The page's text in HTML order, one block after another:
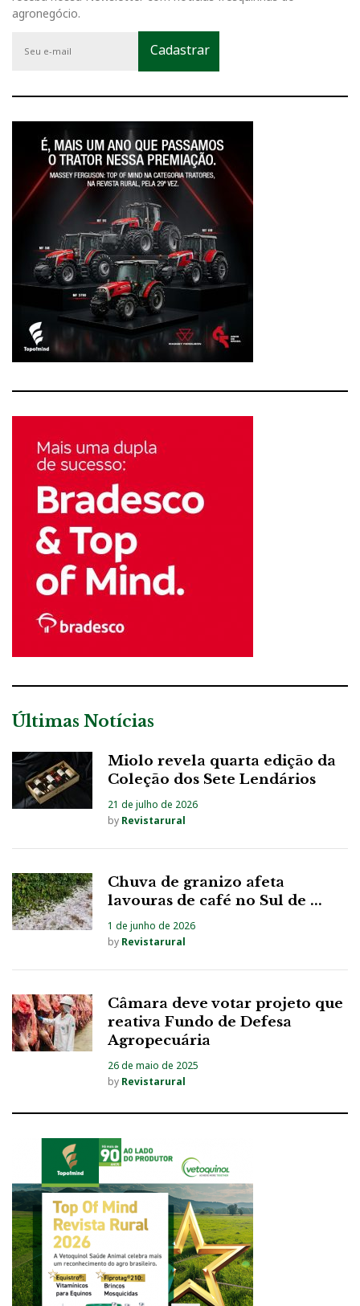
agronegócio.
Últimas Notícias
Miolo revela quarta edição da
Coleção dos Sete Lendários
21 de julho de 2026
by Revistarural
Chuva de granizo afeta
lavouras de café no Sul de ...
1 de junho de 2026
by Revistarural
Câmara deve votar projeto que
reativa Fundo de Defesa
Agropecuária
26 de maio de 2025
by Revistarural